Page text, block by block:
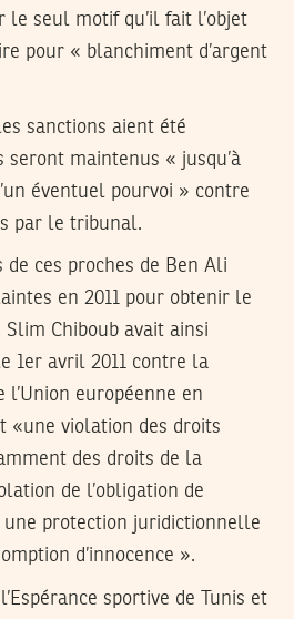
le seul motif qu’il fait l’objet
pour « blanchiment d’argent
sanctions aient été
maintenus « jusqu’à
éventuel pourvoi » contre
par le tribunal.
ces proches de Ben Ali
en 2011 pour obtenir le
Chiboub avait ainsi
1er avril 2011 contre la
l’Union européenne en
«une violation des droits
des droits de la
de l’obligation de
protection juridictionnelle
d’innocence ».
sportive de Tunis et